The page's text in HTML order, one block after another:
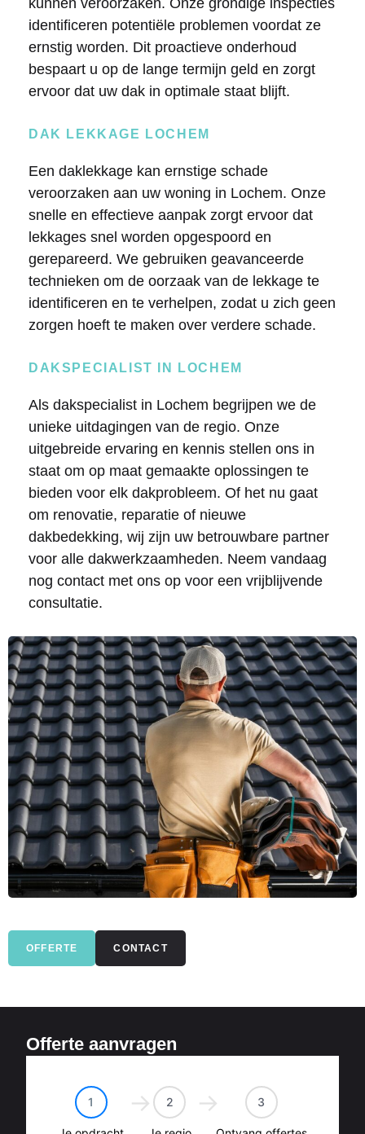
kunnen veroorzaken. Onze grondige inspecties
identificeren potentiële problemen voordat ze
ernstig worden. Dit proactieve onderhoud
bespaart u op de lange termijn geld en zorgt
ervoor dat uw dak in optimale staat blijft.
DAK LEKKAGE LOCHEM
Een daklekkage kan ernstige schade
veroorzaken aan uw woning in Lochem. Onze
snelle en effectieve aanpak zorgt ervoor dat
lekkages snel worden opgespoord en
gerepareerd. We gebruiken geavanceerde
technieken om de oorzaak van de lekkage te
identificeren en te verhelpen, zodat u zich geen
zorgen hoeft te maken over verdere schade.
DAKSPECIALIST IN LOCHEM
Als dakspecialist in Lochem begrijpen we de
unieke uitdagingen van de regio. Onze
uitgebreide ervaring en kennis stellen ons in
staat om op maat gemaakte oplossingen te
bieden voor elk dakprobleem. Of het nu gaat
om renovatie, reparatie of nieuwe
dakbedekking, wij zijn uw betrouwbare partner
voor alle dakwerkzaamheden. Neem vandaag
nog contact met ons op voor een vrijblijvende
consultatie.
OFFERTE CONTACT
Offerte aanvragen